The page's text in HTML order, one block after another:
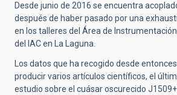
Desde junio de 2016 se encuentra
después de haber pasado por una
en los talleres del Área de
del IAC en La Laguna.
Los datos que ha recogido desde
producir varios artículos científicos, el
estudio sobre el cuásar oscurecido